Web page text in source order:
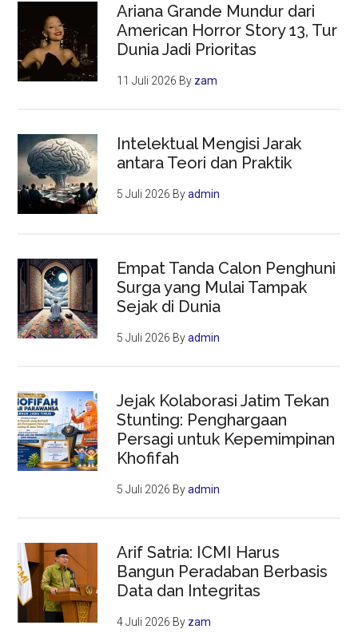
Ariana Grande Mundur dari
American Horror Story 13, Tur
Dunia Jadi Prioritas
11 Juli 2026 By zam
Intelektual Mengisi Jarak
antara Teori dan Praktik
5 Juli 2026 Byadmin
Empat Tanda Calon Penghuni
Surga yang Mulai Tampak
Sejak di Dunia
5 Juli 2026 Byadmin
Jejak Kolaborasi Jatim Tekan
Stunting: Penghargaan
Persagi untuk Kepemimpinan
Khofifah
5 Juli 2026 Byadmin
Arif Satria: ICMI Harus
Bangun Peradaban Berbasis
Data dan Integritas
4 Juli 2026 By zam